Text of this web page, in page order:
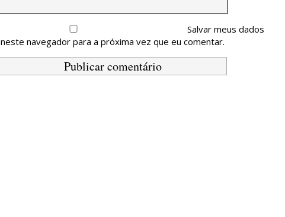
Salvar meus dados
neste navegador para a próxima vez que eu comentar.